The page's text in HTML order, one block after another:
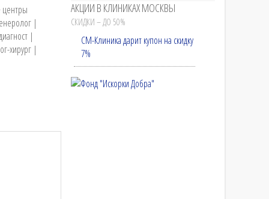
центры
|
|
хирург |
АКЦИИ В КЛИНИКАХ МОСКВЫ
СКИДКИ – ДО 50%
СМ-Клиника дарит купон на скидку
7%